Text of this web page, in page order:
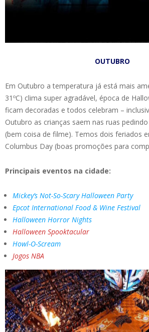
OUTUBRO
Em Outubro a temperatura já está mais
31ºC) clima super agradável, época de
ficam decoradas e todos celebram –
Outubro as crianças saem nas ruas
(bem coisa de filme). Temos dois feriados
Columbus Day (boas promoções para
Principais eventos na cidade:
Mickey’s Not-So-Scary Halloween Party
Epcot International Food & Wine Festival
Halloween Horror Nights
Halloween Spooktacular
Howl-O-Scream
Jogos NBA